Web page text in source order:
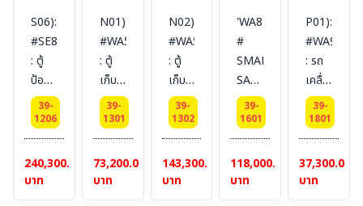
self
close)
Certification(FM/CE)
Ext
dimension
204x116x62.5
self
close)
Certification(FM/CE)
Ext
dimension
204x60x62.5
self
close)
Certification(FM/CE)
Ext
dimension
63x110x59
self
close)
Certification(FM/CE)
Ext
dimension
204x60x62.5
self
close)
Ext
dimension
S06):
#SE890450
: ตู้
ป้องกัน
อัคคี
ภัย
90
นาที
Safety
Cabinets
39-
1206
240,300.00
บาท
N01):
#WA510024
: ตู้
เก็บ
ความ
ปลอดภัย
กลาง
แจ้ง
Outdoor
Safety
39-
1301
73,200.00
บาท
N02):
#WA510025
: ตู้
เก็บ
ความ
ปลอดภัย
กลาง
แจ้ง
Outdoor
Safety
39-
1302
143,300.00
บาท
'WA810454
#
SMART
SAFETY
CHARGING
CABINET
ตู้
สำหรับ
เก็บ
อุปกรณ์
39-
1601
118,000.00
บาท
P01):
: รถ
เคลื่อน
ย้าย
เพื่อ
บรรจุ
สาร
ไวไฟ
Mobile
39-
1801
37,300.00
บาท